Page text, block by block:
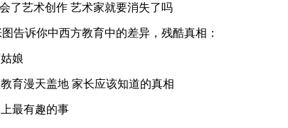
了艺术创作 艺术家就要消失了吗
告诉你中西方教育中的差异，残酷真相：
娘
育漫天盖地 家长应该知道的真相
最有趣的事